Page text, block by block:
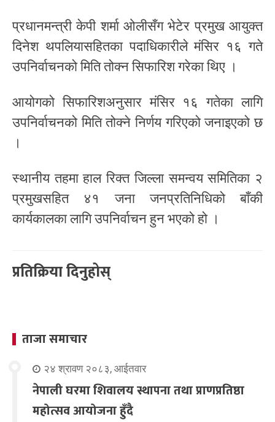
प्रधानमन्त्री केपी शर्मा ओलीसँग भेटेर प्रमुख आयुक्त
दिनेश थपलियासहितका पदाधिकारीले मंसिर १६ गते
उपनिर्वाचनको मिति तोक्न सिफारिश गरेका थिए ।
आयोगको सिफारिशअनुसार मंसिर १६ गतेका लागि
उपनिर्वाचनको मिति तोक्ने निर्णय गरिएको जनाइएको छ
।
स्थानीय तहमा हाल रिक्त जिल्ला समन्वय समितिका २
प्रमुखसहित ४१ जना जनप्रतिनिधिको बाँकी
कार्यकालका लागि उपनिर्वाचन हुन भएको हो ।
प्रतिक्रिया दिनुहोस्
ताजा समाचार
२४ श्रावण २०८३, आईतवार
नेपाली घरमा शिवालय स्थापना तथा प्राणप्रतिष्ठा
महोत्सव आयोजना हुँदै